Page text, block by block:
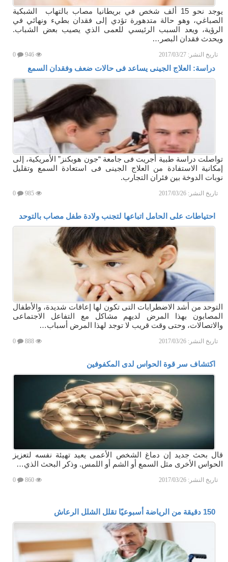
يوجد نحو 15 ألف شخص في بريطانيا مصاب بالتهاب الشبكية
الصباغي، وهو حالة متدهورة تؤدي إلى فقدان بطيء ونهائي في
الرؤية، ويعد السبب الرئيسي للعمى الذي يصيب بعض الشباب.
ويحدث فقدان البصر…
تاريخ النشر: 2017/03/27
دراسة: العلاج الجينى يساعد فى حالات ضعف وفقدان السمع
تواصلت دراسة طبية أجريت فى جامعة “جون هوبكنز” الأمريكية، إلى
إمكانية الاستفادة من العلاج الجينى فى استعادة السمع وتقليل
نوبات الدوخة بين فئران التجارب.
تاريخ النشر: 2017/03/26
احتياطات على الحامل اتباعها لتجنب ولادة طفل مصاب بالتوحد
التوحد من أشد الاضطرابات التى تكون لها إعاقات شديدة، والأطفال
المصابون بهذا المرض لديهم مشاكل مع التفاعل الاجتماعى
والاتصالات، وحتى وقت قريب لا توجد لهذا المرض أسباب…
تاريخ النشر: 2017/03/26
اكتشاف سر قوة الحواس لدى المكفوفين
قال بحث جديد إن دماغ الشخص الأعمى يعيد تهيئة نفسه لتعزيز
الحواس الأخرى مثل السمع أو الشم أو اللمس. وذكر البحث الذي…
تاريخ النشر: 2017/03/26
150 دقيقة من الرياضة أسبوعيًا تقلل الشلل الرعاش